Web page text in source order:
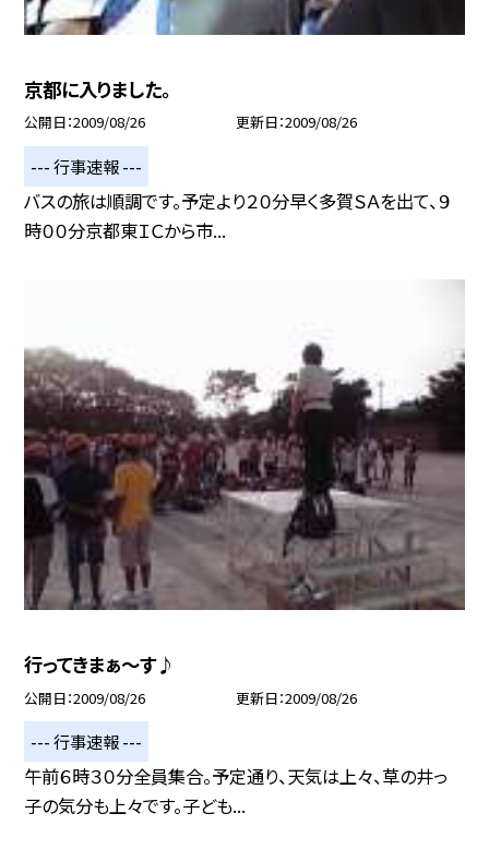
京都に入りました。
公開日 2009/08/26 更新日 2009/08/26
--- 行事速報 ---
バスの旅は順調です。予定より２０分早く多賀ＳＡを出て、９
時００分京都東ＩＣから市...
行ってきまぁ〜す♪
公開日 2009/08/26 更新日 2009/08/26
--- 行事速報 ---
午前６時３０分全員集合。予定通り、天気は上々、草の井っ
子の気分も上々です。子ども...